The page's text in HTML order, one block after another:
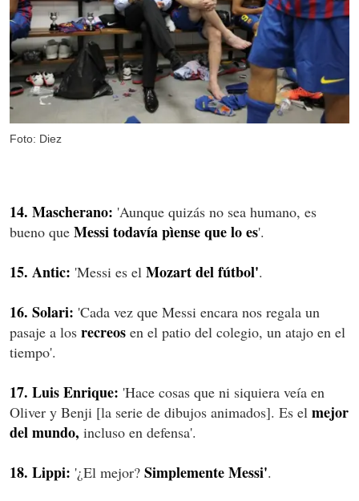
Foto: Diez
14. Mascherano: 'Aunque quizás no sea humano, es
bueno que Messi todavía pìense que lo es'.
15. Antic: 'Messi es el Mozart del fútbol'.
16. Solari: 'Cada vez que Messi encara nos regala un
pasaje a los recreos en el patio del colegio, un atajo en el
tiempo'.
17. Luis Enrique: 'Hace cosas que ni siquiera veía en
Oliver y Benji [la serie de dibujos animados]. Es el mejor
del mundo, incluso en defensa'.
18. Lippi: '¿El mejor? Simplemente Messi'.